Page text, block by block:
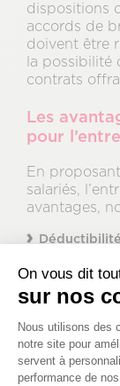
On vous dit
sur nos
Nous utilisons des
notre site pour
servent à
performance de
dispositions
accords de
doivent être
la possibilité
contrats
Les
pour
En
salariés,
avantages,
réduire sa
cotisations
Exonération
patronales
exonérées
plafond fixé
déduire le
même et